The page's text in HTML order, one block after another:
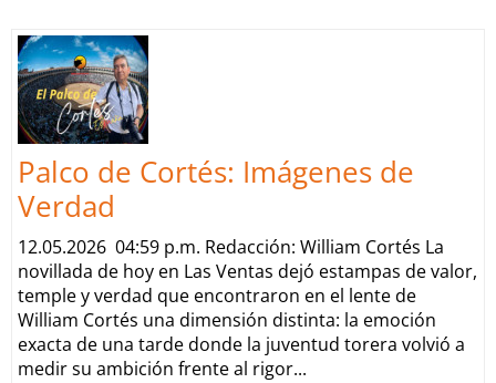
Palco de Cortés: Imágenes de
Verdad
12.05.2026 04:59 p.m. Redacción: William Cortés La
novillada de hoy en Las Ventas dejó estampas de valor,
temple y verdad que encontraron en el lente de
William Cortés una dimensión distinta: la emoción
exacta de una tarde donde la juventud torera volvió a
medir su ambición frente al rigor...